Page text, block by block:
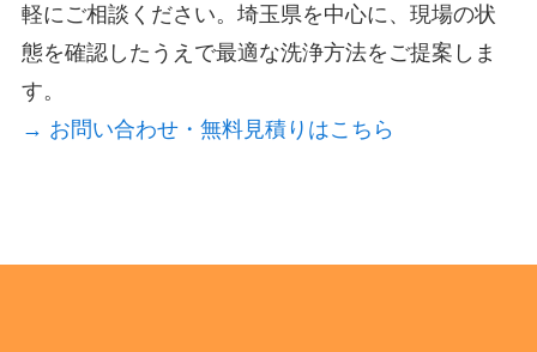
軽にご相談ください。埼玉県を中心に、現場の状
態を確認したうえで最適な洗浄方法をご提案しま
す。
→ お問い合わせ・無料見積りはこちら